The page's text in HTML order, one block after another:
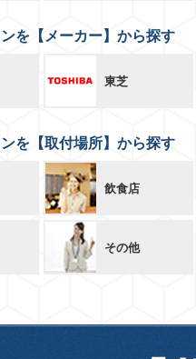
を【メーカー】から探す
東芝
を【取付場所】から探す
飲食店
その他